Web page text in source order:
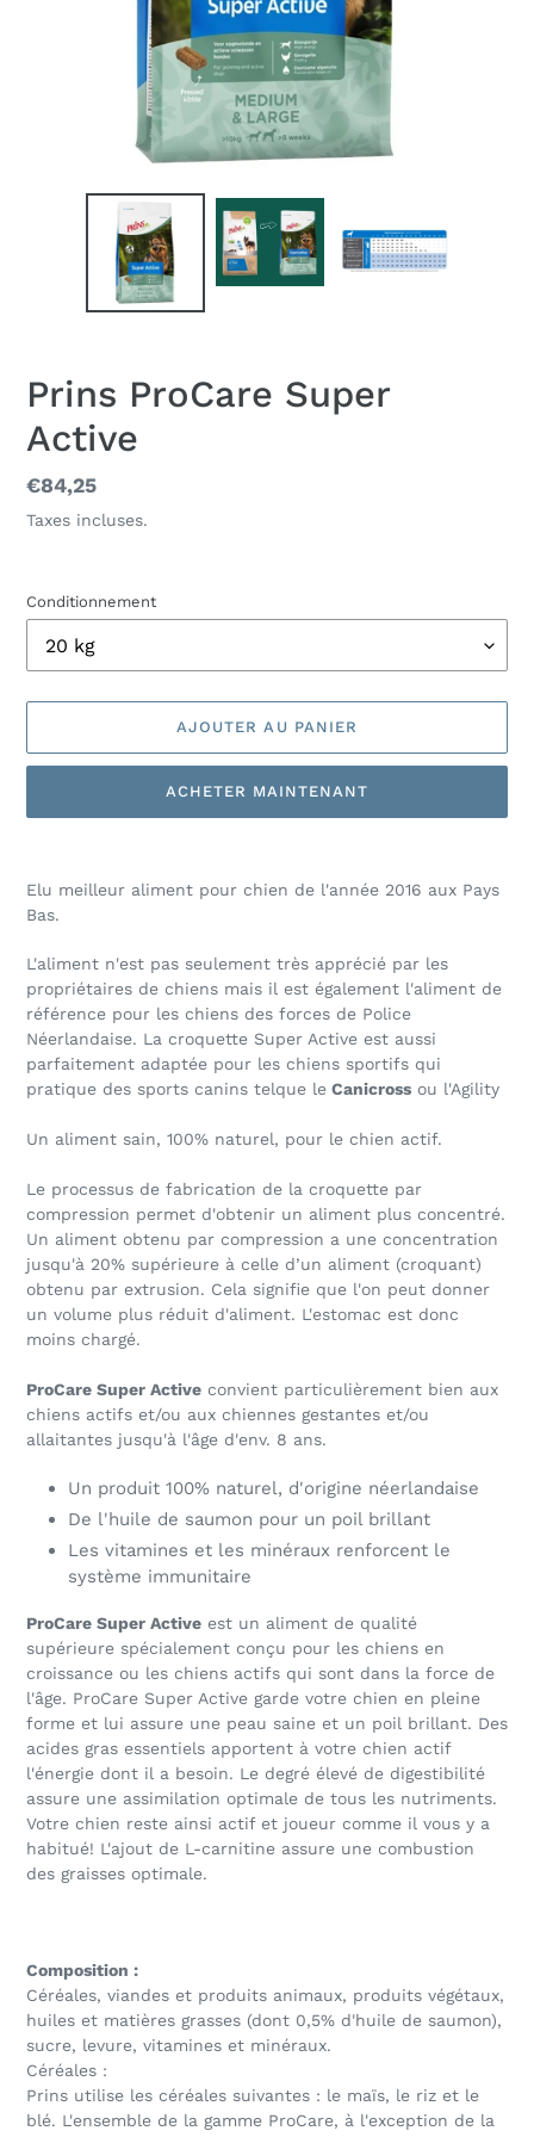
Prins ProCare Super
Active
Prix
normal
€84,25
Taxes incluses.
Conditionnement
AJOUTER AU PANIER
ACHETER MAINTENANT
votre
panier
Elu meilleur aliment pour chien de l'année 2016 aux Pays
Bas.
L'aliment n'est pas seulement très apprécié par les
propriétaires de chiens mais il est également l'aliment de
référence pour les chiens des forces de Police
Néerlandaise. La croquette Super Active est aussi
parfaitement adaptée pour les chiens sportifs qui
pratique des sports canins telque le Canicross ou l'Agility
Un aliment sain, 100% naturel, pour le chien actif.
Le processus de fabrication de la croquette par
compression permet d'obtenir un aliment plus concentré.
Un aliment obtenu par compression a une concentration
jusqu'à 20% supérieure à celle d’un aliment (croquant)
obtenu par extrusion. Cela signifie que l'on peut donner
un volume plus réduit d'aliment. L'estomac est donc
moins chargé.
ProCare Super Active convient particulièrement bien aux
chiens actifs et/ou aux chiennes gestantes et/ou
allaitantes jusqu'à l'âge d'env. 8 ans.
Un produit 100% naturel, d'origine néerlandaise
De l'huile de saumon pour un poil brillant
Les vitamines et les minéraux renforcent le
système immunitaire
ProCare Super Active est un aliment de qualité
supérieure spécialement conçu pour les chiens en
croissance ou les chiens actifs qui sont dans la force de
l'âge. ProCare Super Active garde votre chien en pleine
forme et lui assure une peau saine et un poil brillant. Des
acides gras essentiels apportent à votre chien actif
l'énergie dont il a besoin. Le degré élevé de digestibilité
assure une assimilation optimale de tous les nutriments.
Votre chien reste ainsi actif et joueur comme il vous y a
habitué! L'ajout de L-carnitine assure une combustion
des graisses optimale.
Composition :
Céréales, viandes et produits animaux, produits végétaux,
huiles et matières grasses (dont 0,5% d'huile de saumon),
sucre, levure, vitamines et minéraux.
Céréales :
Prins utilise les céréales suivantes : le maïs, le riz et le
blé. L'ensemble de la gamme ProCare, à l'exception de la